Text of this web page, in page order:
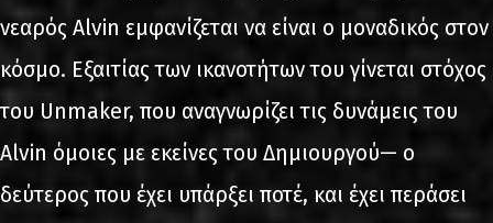
νεαρός Alvin εμφανίζεται να είναι ο μοναδικός στον
κόσμο. Εξαιτίας των ικανοτήτων του γίνεται στόχος
του Unmaker, που αναγνωρίζει τις δυνάμεις του
Alvin όμοιες με εκείνες του Δημιουργού— ο
δεύτερος που έχει υπάρξει ποτέ, και έχει περάσει